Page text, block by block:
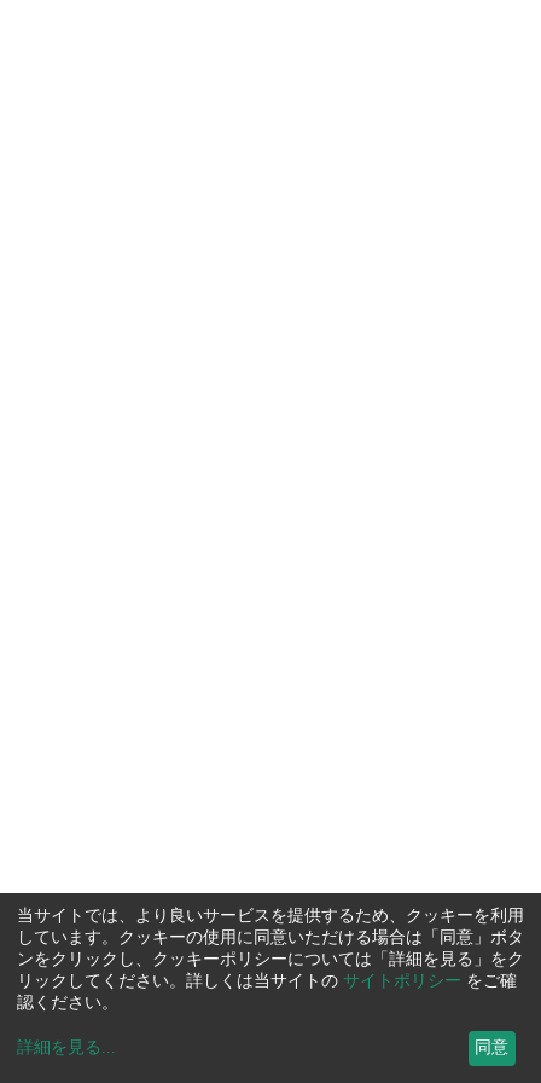
当サイトでは、より良いサービスを提供するため、クッキーを利用
しています。クッキーの使用に同意いただける場合は「同意」ボタ
ンをクリックし、クッキーポリシーについては「詳細を見る」をク
リックしてください。詳しくは当サイトの サイトポリシー をご確
認ください。
詳細を見る ... 同意